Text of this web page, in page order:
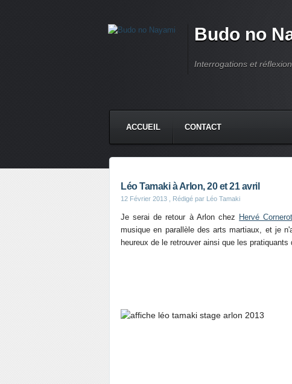
Budo no
Interrogations et
ACCUEIL CONTACT
Léo Tamaki à Arlon, 20 et 21 avril
12 Février 2013 , Rédigé par Léo Tamaki
Je serai de retour à Arlon chez Hervé
musique en parallèle des arts martiaux, et je
heureux de le retrouver ainsi que les pratiquants